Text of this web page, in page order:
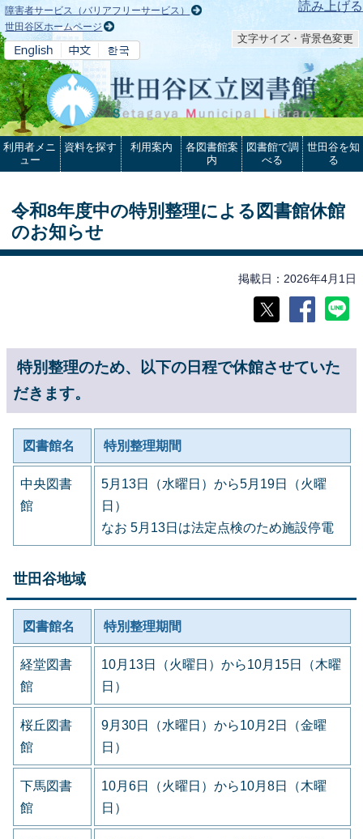
本文へ 読み上げる
障害者サービス（バリアフリーサービス）
世田谷区ホームページ
文字サイズ・背景色変更
利用者メニ
ュー
資料を探す 利用案内
各図書館案
内
図書館で調
べる
世田谷を知
る
令和8年度中の特別整理による図書館休館
のお知らせ
掲載日 2026年4月1日
特別整理のため、以下の日程で休館させていた
だきます。
図書館名 特別整理期間
中央図書
館
5月13日（水曜日）から5月19日（火曜
日）
なお 5月13日は法定点検のため施設停電
世田谷地域
図書館名 特別整理期間
経堂図書
館
10月13日（火曜日）から10月15日（木曜
日）
桜丘図書
館
9月30日（水曜日）から10月2日（金曜
日）
下馬図書
館
10月6日（火曜日）から10月8日（木曜
日）